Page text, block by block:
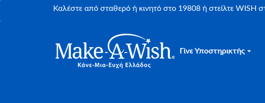
Καλέστε από σταθερό ή κινητό στο 19808 ή στείλτε WISH
Γίνε Υποστηρικτής